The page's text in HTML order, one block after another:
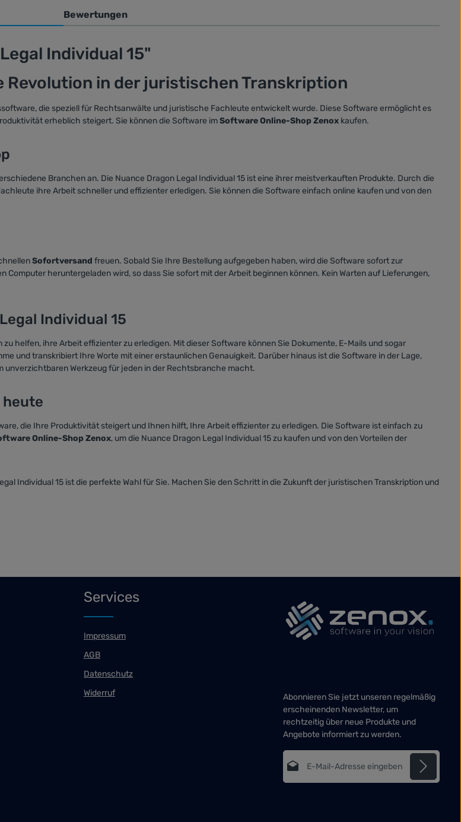
Bewertungen
Individual 15"
Revolution in der juristischen Transkription
die speziell für Rechtsanwälte und juristische Fachleute entwickelt wurde. Diese Software ermöglicht es
erheblich steigert. Sie können die Software imSoftware Online-Shop Zenox kaufen.
Branchen an. Die Nuance Dragon Legal Individual 15 ist eine ihrer meistverkauften Produkte. Durch die
ihre Arbeit schneller und effizienter erledigen. Sie können die Software einfach online kaufen und von den
Sofortversand freuen. Sobald Sie Ihre Bestellung aufgegeben haben, wird die Software sofort zur
heruntergeladen wird, so dass Sie sofort mit der Arbeit beginnen können. Kein Warten auf Lieferungen,
Individual 15
helfen, ihre Arbeit effizienter zu erledigen. Mit dieser Software können Sie Dokumente, E-Mails und sogar
und transkribiert Ihre Worte mit einer erstaunlichen Genauigkeit. Darüber hinaus ist die Software in der Lage,
Werkzeug für jeden in der Rechtsbranche macht.
heute
die Ihre Produktivität steigert und Ihnen hilft, Ihre Arbeit effizienter zu erledigen. Die Software ist einfach zu
Online-Shop Zenox, um die Nuance Dragon Legal Individual 15 zu kaufen und von den Vorteilen der
Individual 15 ist die perfekte Wahl für Sie. Machen Sie den Schritt in die Zukunft der juristischen Transkription und
Services
Impressum
AGB
Datenschutz
Widerruf
Abonnieren Sie jetzt unseren regelmäßig
erscheinenden Newsletter, um
rechtzeitig über neue Produkte und
Angebote informiert zu werden.
E-Mail-Adresse*